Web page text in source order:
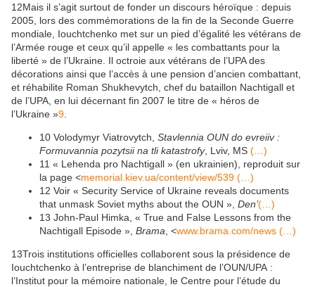
12Mais il s’agit surtout de fonder un discours héroïque : depuis
2005, lors des commémorations de la fin de la Seconde Guerre
mondiale, Iouchtchenko met sur un pied d’égalité les vétérans de
l’Armée rouge et ceux qu’il appelle « les combattants pour la
liberté » de l’Ukraine. Il octroie aux vétérans de l’UPA des
décorations ainsi que l’accès à une pension d’ancien combattant,
et réhabilite Roman Shukhevytch, chef du bataillon Nachtigall et
de l’UPA, en lui décernant fin 2007 le titre de « héros de
l’Ukraine »9
10 Volodymyr Viatrovytch, Stavlennia OUN do evreiiv :
Formuvannia pozytsii na tli katastrofy, Lviv, MS (…)
11 « Lehenda pro Nachtigall » (en ukrainien), reproduit sur
la page <memorial.kiev.ua/content/view/539 (…)
12 Voir « Security Service of Ukraine reveals documents
that unmask Soviet myths about the OUN », Den’(…)
13 John-Paul Himka, « True and False Lessons from the
Nachtigall Episode », Brama , <www.brama.com/news (…)
13Trois institutions officielles collaborent sous la présidence de
Iouchtchenko à l’entreprise de blanchiment de l’OUN/UPA :
l’Institut pour la mémoire nationale, le Centre pour l’étude du